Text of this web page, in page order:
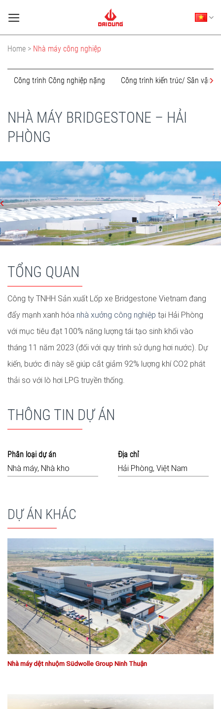
Home > Nhà máy công nghiệp
Công trình Công nghiệp nặng Công trình kiến trúc/ Sân vận
NHÀ MÁY BRIDGESTONE – HẢI
PHÒNG
TỔNG QUAN
Công ty TNHH Sản xuất Lốp xe Bridgestone Vietnam đang
đẩy mạnh xanh hóa nhà xưởng công nghiệp tại Hải Phòng
với mục tiêu đạt 100% năng lượng tái tạo sinh khối vào
tháng 11 năm 2023 (đối với quy trình sử dụng hơi nước). Dự
kiến, bước đi này sẽ giúp cắt giảm 92% lượng khí CO2 phát
thải so với lò hơi LPG truyền thống.
THÔNG TIN DỰ ÁN
Phân loại dự án
Nhà máy, Nhà kho
Địa chỉ
Hải Phòng, Việt Nam
DỰ ÁN KHÁC
Nhà máy dệt nhuộm Südwolle Group Ninh Thuận